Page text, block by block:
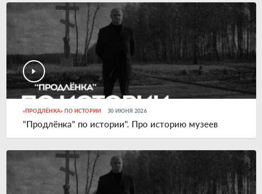
«ПРОДЛЁНКА» ПО ИСТОРИИ 30 ИЮНЯ 2026
"Продлёнка" по истории". Про историю музеев